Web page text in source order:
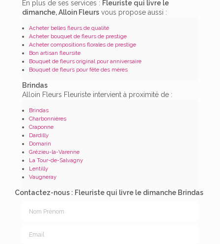
En plus de ses services : Fleuriste qui livre le
dimanche, Alloin Fleurs vous propose aussi :
Acheter belles fleurs de qualité
Acheter bouquet de fleurs de prestige
Acheter compositions florales de prestige
Bon artisan fleursite
Bouquet de fleurs original pour anniversaire
Bouquet de fleurs pour fête des mères
Brindas
Alloin Fleurs Fleuriste intervient à proximité de :
Brindas
Charbonnières
Craponne
Dardilly
Domarin
Grézieu-la-Varenne
La Tour-de-Salvagny
Lentilly
Vaugneray
Contactez-nous : Fleuriste qui livre le dimanche Brindas